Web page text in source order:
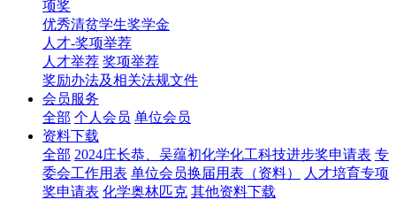
项奖
优秀清贫学生奖学金
人才-奖项举荐
人才举荐 奖项举荐
奖励办法及相关法规文件
会员服务
全部 个人会员 单位会员
资料下载
全部 2024庄长恭、吴蕴初化学化工科技进步奖申请表 专
委会工作用表 单位会员换届用表（资料）
人才培育专项
奖申请表 化学奥林匹克 其他资料下载